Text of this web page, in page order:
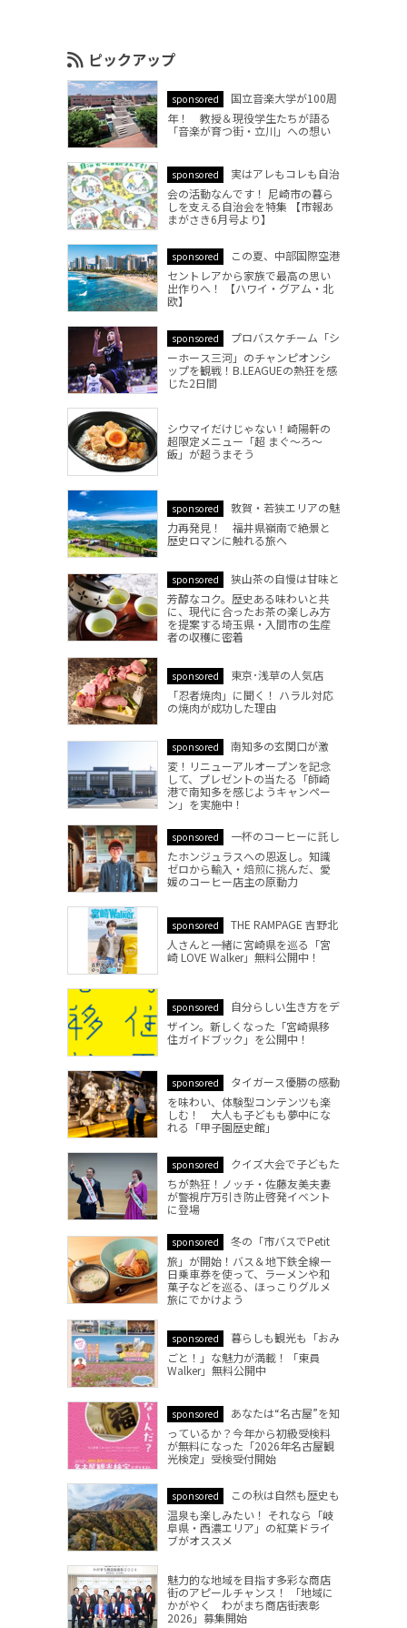
ピックアップ
sponsored
国立音楽大学が100周
年！ 教授＆現役学生たちが語る
「音楽が育つ街・立川」への想い
sponsored
実はアレもコレも自治
会の活動なんです！ 尼崎市の暮ら
しを支える自治会を特集 【市報あ
まがさき6月号より】
sponsored
この夏、中部国際空港
セントレアから家族で最高の思い
出作りへ！ 【ハワイ・グアム・北
欧】
sponsored
プロバスケチーム「シ
ーホース三河」のチャンピオンシ
ップを観戦！B.LEAGUEの熱狂を感
じた2日間
シウマイだけじゃない！崎陽軒の
超限定メニュー「超 まぐ～ろ～
飯」が超うまそう
sponsored
敦賀・若狭エリアの魅
力再発見！ 福井県嶺南で絶景と
歴史ロマンに触れる旅へ
sponsored
狭山茶の自慢は甘味と
芳醇なコク。歴史ある味わいと共
に、現代に合ったお茶の楽しみ方
を提案する埼玉県・入間市の生産
者の収穫に密着
sponsored
東京･浅草の人気店
「忍者焼肉」に聞く！ ハラル対応
の焼肉が成功した理由
sponsored
南知多の玄関口が激
変！リニューアルオープンを記念
して、プレゼントの当たる「師崎
港で南知多を感じようキャンペー
ン」を実施中！
sponsored
一杯のコーヒーに託し
たホンジュラスへの恩返し。知識
ゼロから輸入・焙煎に挑んだ、愛
媛のコーヒー店主の原動力
sponsored
THE RAMPAGE 吉野北
人さんと一緒に宮崎県を巡る「宮
崎 LOVE Walker」無料公開中！
sponsored
自分らしい生き方をデ
ザイン。新しくなった「宮崎県移
住ガイドブック」を公開中！
sponsored
タイガース優勝の感動
を味わい、体験型コンテンツも楽
しむ！ 大人も子どもも夢中にな
れる「甲子園歴史館」
sponsored
クイズ大会で子どもた
ちが熱狂！ノッチ・佐藤友美夫妻
が警視庁万引き防止啓発イベント
に登場
sponsored
冬の「市バスでPetit
旅」が開始！バス＆地下鉄全線一
日乗車券を使って、ラーメンや和
菓子などを巡る、ほっこりグルメ
旅にでかけよう
sponsored
暮らしも観光も「おみ
ごと！」な魅力が満載！「東員
Walker」無料公開中
sponsored
あなたは“名古屋”を知
っているか？今年から初級受検料
が無料になった「2026年名古屋観
光検定」受検受付開始
sponsored
この秋は自然も歴史も
温泉も楽しみたい！ それなら「岐
阜県・西濃エリア」の紅葉ドライ
ブがオススメ
魅力的な地域を目指す多彩な商店
街のアピールチャンス！ 「地域に
かがやく わがまち商店街表彰
2026」募集開始